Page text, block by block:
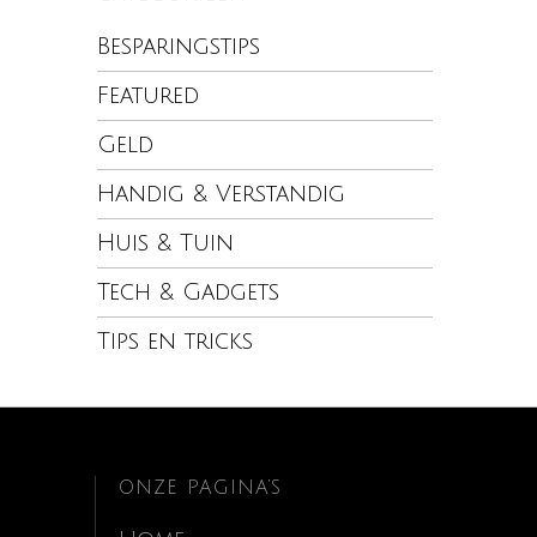
Besparingstips
Featured
Geld
Handig & Verstandig
Huis & Tuin
Tech & Gadgets
Tips en tricks
ONZE PAGINA’S